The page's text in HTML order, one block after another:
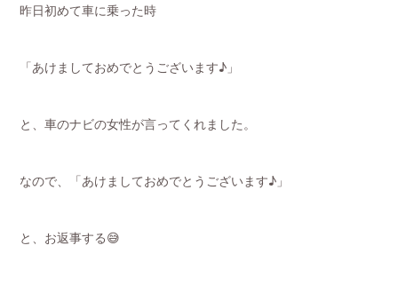
昨日初めて車に乗った時
「あけましておめでとうございます♪」
と、車のナビの女性が言ってくれました。
なので、「あけましておめでとうございます♪」
と、お返事する😅